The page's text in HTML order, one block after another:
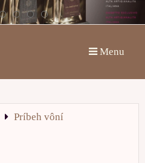
Menu
Príbeh vôní